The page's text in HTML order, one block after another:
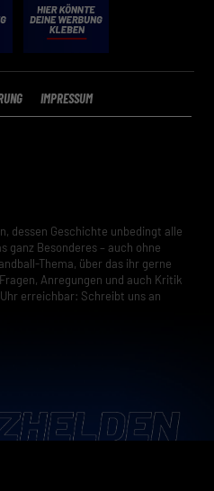
IMPRESSUM
dessen Geschichte unbedingt alle
ganz Besonderes – auch ohne
Thema, über das ihr gerne
Anregungen und auch Kritik
erreichbar: Schreibt uns an